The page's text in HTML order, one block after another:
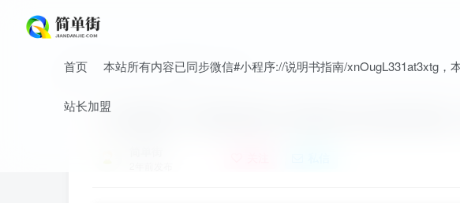
首页 本站所有内容已同步微信#小程序://说明书指南/xnOugL331at3xtg，
站长加盟
首页 小学 小学数学 正文
六年级数学上册第9课时与纳税有关的实际问题